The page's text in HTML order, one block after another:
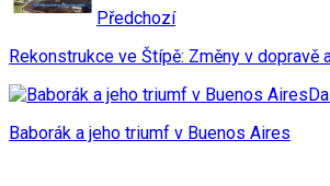
Předchozí
Rekonstrukce ve Štípě: Změny v dopravě
Baborák a jeho triumf v Buenos Aires